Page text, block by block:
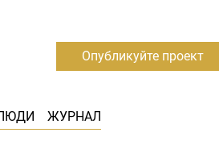
ЖУРНАЛ
Опубликуйте проект